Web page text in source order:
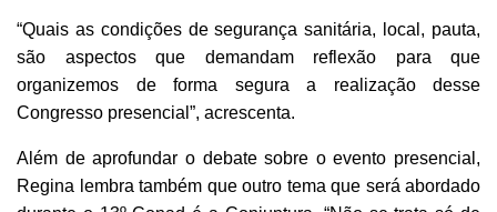
“Quais as condições de segurança sanitária, local, pauta,
são aspectos que demandam reflexão para que
organizemos de forma segura a realização desse
Congresso presencial”, acrescenta.
Além de aprofundar o debate sobre o evento presencial,
Regina lembra também que outro tema que será abordado